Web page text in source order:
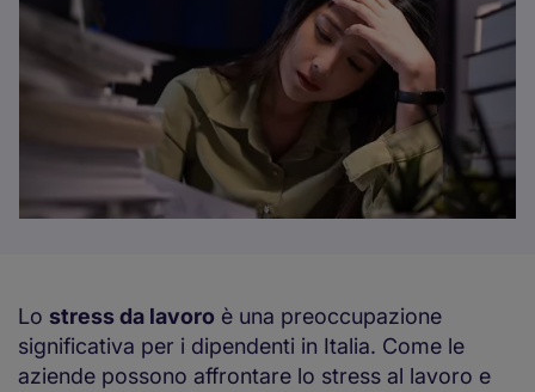
Lo stress da lavoro è una preoccupazione
significativa per i dipendenti in Italia. Come le
aziende possono affrontare lo stress al lavoro e